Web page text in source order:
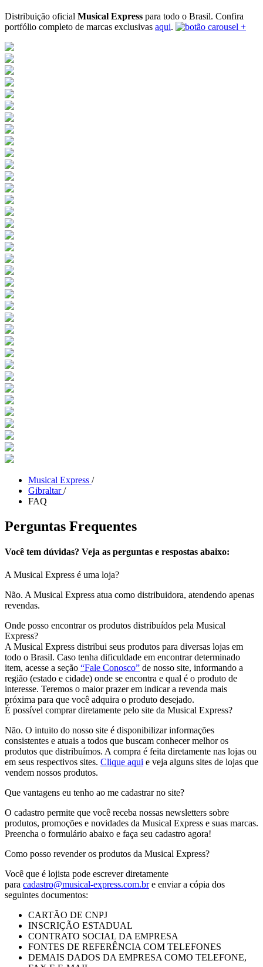
Distribuição oficial Musical Express para todo o Brasil. Confira
portfólio completo de marcas exclusivas aqui.
Musical Express /
Gibraltar /
FAQ
Perguntas Frequentes
Você tem dúvidas? Veja as perguntas e respostas abaixo:
A Musical Express é uma loja?
Não. A Musical Express atua como distribuidora, atendendo apenas
revendas.
Onde posso encontrar os produtos distribuídos pela Musical
Express?
A Musical Express distribui seus produtos para diversas lojas em
todo o Brasil. Caso tenha dificuldade em encontrar determinado
item, acesse a seção “Fale Conosco” de nosso site, informando a
região (estado e cidade) onde se encontra e qual é o produto de
interesse. Teremos o maior prazer em indicar a revenda mais
próxima para que você adquira o produto desejado.
É possível comprar diretamente pelo site da Musical Express?
Não. O intuito do nosso site é disponibilizar informações
consistentes e atuais a todos que buscam conhecer melhor os
produtos que distribuímos. A compra é feita diretamente nas lojas ou
em seus respectivos sites. Clique aqui e veja alguns sites de lojas que
vendem nossos produtos.
Que vantagens eu tenho ao me cadastrar no site?
O cadastro permite que você receba nossas newsletters sobre
produtos, promoções e novidades da Musical Express e suas marcas.
Preencha o formulário abaixo e faça seu cadastro agora!
Como posso revender os produtos da Musical Express?
Você que é lojista pode escrever diretamente
para cadastro@musical-express.com.bre enviar a cópia dos
seguintes documentos:
CARTÃO DE CNPJ
INSCRIÇÃO ESTADUAL
CONTRATO SOCIAL DA EMPRESA
FONTES DE REFERÊNCIA COM TELEFONES
DEMAIS DADOS DA EMPRESA COMO TELEFONE,